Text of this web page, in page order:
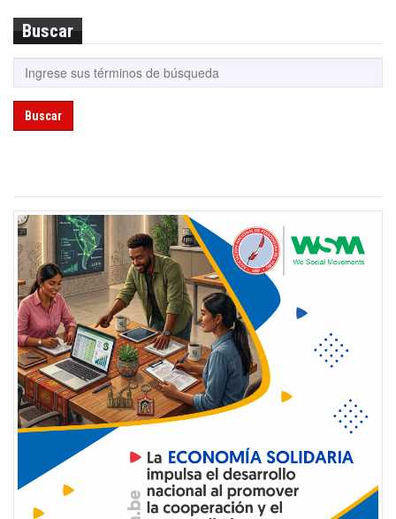
Buscar
Buscar